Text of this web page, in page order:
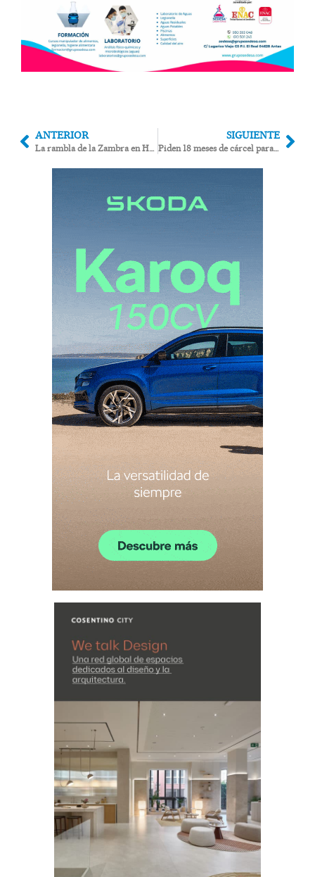
ANTERIOR
La rambla de la Zambra en Huércal Overa se limpia de residuos y cañas invasoras
SIGUIENTE
Piden 18 meses de cárcel para la madre de un edil socialista de Garrucha por esparcir heces y orines en el despacho de Ramos